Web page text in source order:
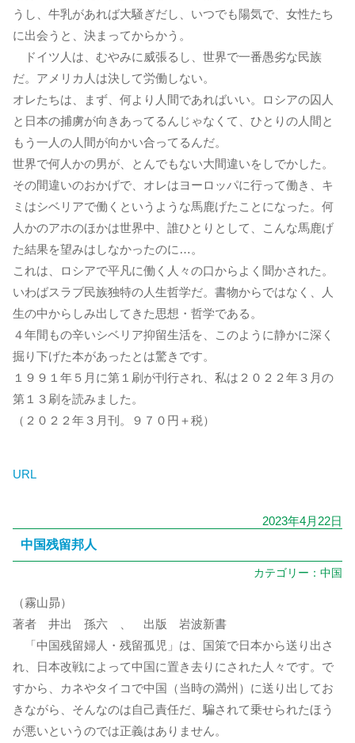
うし、牛乳があれば大騒ぎだし、いつでも陽気で、女性たち
に出会うと、決まってからかう。
ドイツ人は、むやみに威張るし、世界で一番愚劣な民族
だ。アメリカ人は決して労働しない。
オレたちは、まず、何より人間であればいい。ロシアの囚人
と日本の捕虜が向きあってるんじゃなくて、ひとりの人間と
もう一人の人間が向かい合ってるんだ。
世界で何人かの男が、とんでもない大間違いをしでかした。
その間違いのおかげで、オレはヨーロッパに行って働き、キ
ミはシベリアで働くというような馬鹿げたことになった。何
人かのアホのほかは世界中、誰ひとりとして、こんな馬鹿げ
た結果を望みはしなかったのに…。
これは、ロシアで平凡に働く人々の口からよく聞かされた。
いわばスラブ民族独特の人生哲学だ。書物からではなく、人
生の中からしみ出してきた思想・哲学である。
４年間もの辛いシベリア抑留生活を、このように静かに深く
掘り下げた本があったとは驚きです。
１９９１年５月に第１刷が刊行され、私は２０２２年３月の
第１３刷を読みました。
（２０２２年３月刊。９７０円＋税）
URL
2023年4月22日
中国残留邦人
カテゴリー： 中国
（霧山昴）
著者 井出 孫六 、 出版 岩波新書
「中国残留婦人・残留孤児」は、国策で日本から送り出さ
れ、日本改戦によって中国に置き去りにされた人々です。で
すから、カネやタイコで中国（当時の満州）に送り出してお
きながら、そんなのは自己責任だ、騙されて乗せられたほう
が悪いというのでは正義はありません。